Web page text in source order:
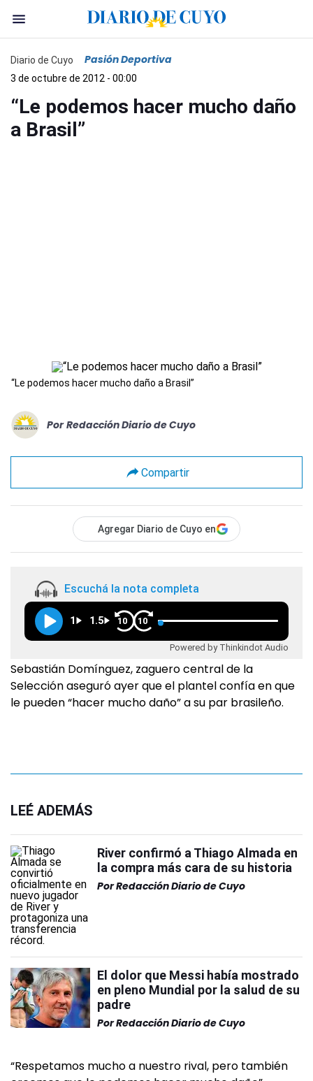
Diario de Cuyo Pasión Deportiva
3 de octubre de 2012 - 00:00
“Le podemos hacer mucho daño
a Brasil”
“Le podemos hacer mucho daño a Brasil”
Por Redacción Diario de Cuyo
Compartir
Agregar Diario de Cuyo en
Escuchá la nota completa
1 1.5 10 10
Powered by Thinkindot Audio
Sebastián Domínguez, zaguero central de la
Selección aseguró ayer que el plantel confía en que
le pueden “hacer mucho daño” a su par brasileño.
LEÉ ADEMÁS
River confirmó a Thiago Almada en
la compra más cara de su historia
PorRedacción Diario de Cuyo
El dolor que Messi había mostrado
en pleno Mundial por la salud de su
padre
PorRedacción Diario de Cuyo
“Respetamos mucho a nuestro rival, pero también